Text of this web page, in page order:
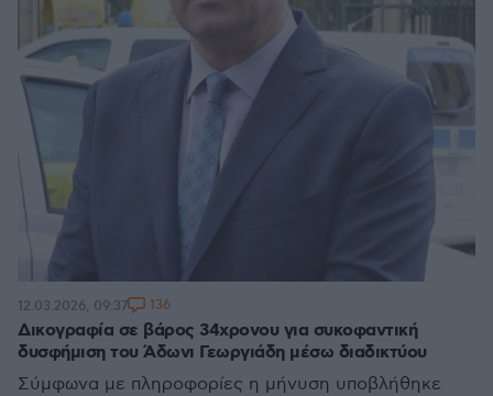
Δικογραφία σε βάρος 34χρονου για συκοφαντική
δυσφήμιση του Άδωνι Γεωργιάδη μέσω διαδικτύου
Σύμφωνα με πληροφορίες η μήνυση υποβλήθηκε
12.03.2026, 09:37 136